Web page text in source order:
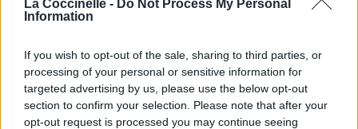
La Coccinelle - Do Not Process My Personal
Information
If you wish to opt-out of the sale, sharing to third parties, or
processing of your personal or sensitive information for
targeted advertising by us, please use the below opt-out
section to confirm your selection. Please note that after your
opt-out request is processed you may continue seeing
6h31.
Albums : Philosophy